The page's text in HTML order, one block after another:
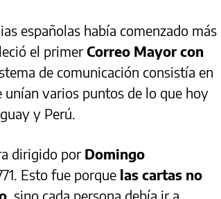
españolas había comenzado más
el primerCorreo Mayor con
de comunicación consistía en
unían varios puntos de lo que hoy
y Perú.
dirigido por Domingo
Esto fue porque las cartas no
, sino cada persona debía ir a